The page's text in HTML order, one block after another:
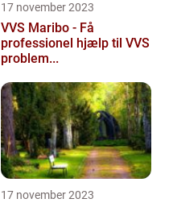
17 november 2023
VVS Maribo - Få
professionel hjælp til VVS
problem...
17 november 2023